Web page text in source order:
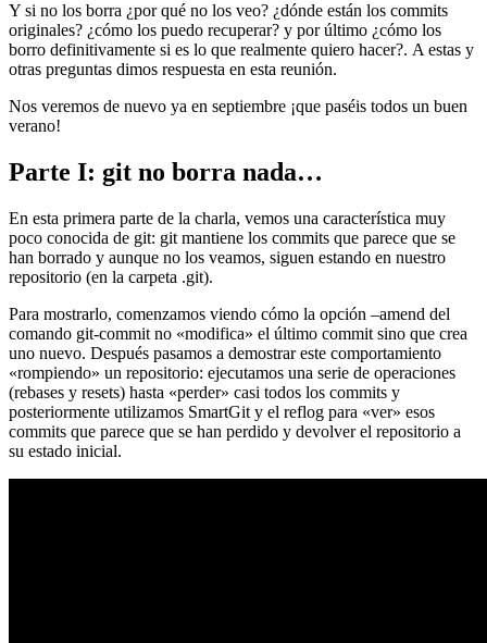
Y si no los borra ¿por qué no los veo? ¿dónde están los commits
originales? ¿cómo los puedo recuperar? y por último ¿cómo los
borro definitivamente si es lo que realmente quiero hacer?. A estas y
otras preguntas dimos respuesta en esta reunión.
Nos veremos de nuevo ya en septiembre ¡que paséis todos un buen
verano!
Parte I: git no borra nada…
En esta primera parte de la charla, vemos una característica muy
poco conocida de git: git mantiene los commits que parece que se
han borrado y aunque no los veamos, siguen estando en nuestro
repositorio (en la carpeta .git).
Para mostrarlo, comenzamos viendo cómo la opción –amend del
comando git-commit no «modifica» el último commit sino que crea
uno nuevo. Después pasamos a demostrar este comportamiento
«rompiendo» un repositorio: ejecutamos una serie de operaciones
(rebases y resets) hasta «perder» casi todos los commits y
posteriormente utilizamos SmartGit y el reflog para «ver» esos
commits que parece que se han perdido y devolver el repositorio a
su estado inicial.